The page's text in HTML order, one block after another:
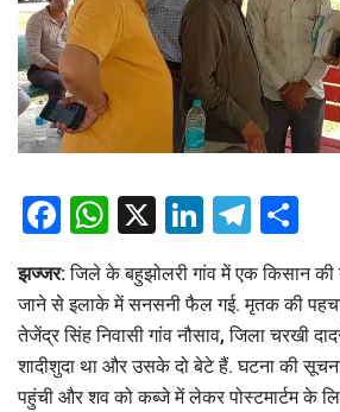
Facebook
WhatsApp
X LinkedIn
झज्जर:जिले के बहुझोलरी गांव में एक किसान की
जाने से इलाके में सनसनी फैल गई. मृतक की
तेजेंद्र सिंह निवासी गांव नौसाव, जिला चरखी
शादीशुदा था और उसके दो बेटे हैं. घटना की
पहुंची और शव को कब्जे में लेकर पोस्टमार्टम के